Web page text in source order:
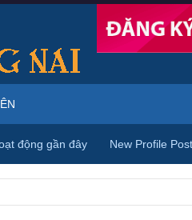
động gần đây New Profile